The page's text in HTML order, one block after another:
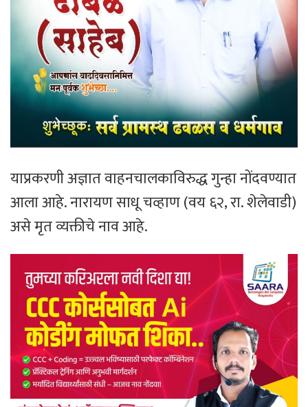
याप्रकरणी अज्ञात वाहनचालकाविरुद्ध गुन्हा नोंदवण्यात
आला आहे. नारायण साधू चव्हाण (वय ६२, रा. शेलेवाडी)
असे मृत व्यक्तीचे नाव आहे.